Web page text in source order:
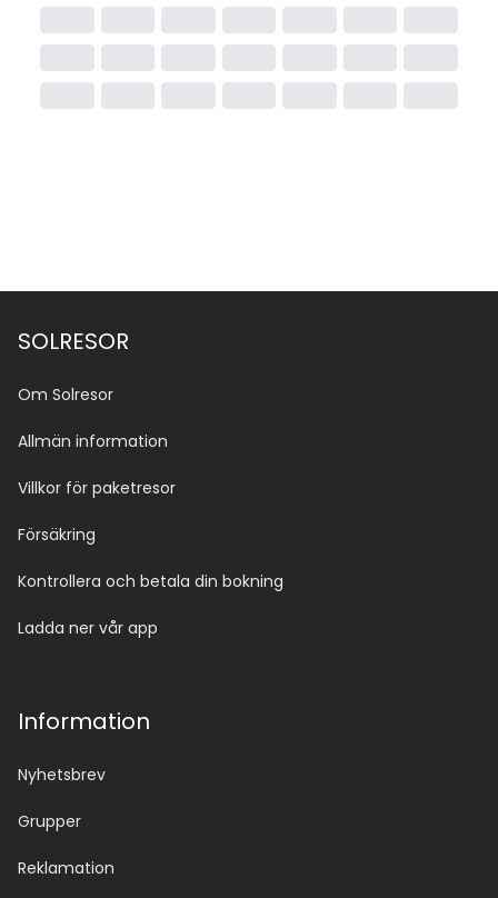
SOLRESOR
Om Solresor
Allmän information
Villkor för paketresor
Försäkring
Kontrollera och betala din bokning
Ladda ner vår app
Information
Nyhetsbrev
Grupper
Reklamation